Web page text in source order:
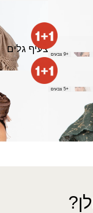
50.00
+9 צבעים צעיף גלים
+5 צבעים
צעיף לבבות
1